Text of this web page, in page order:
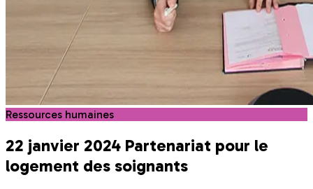
Ressources humaines
22 janvier 2024 Partenariat pour le
logement des soignants